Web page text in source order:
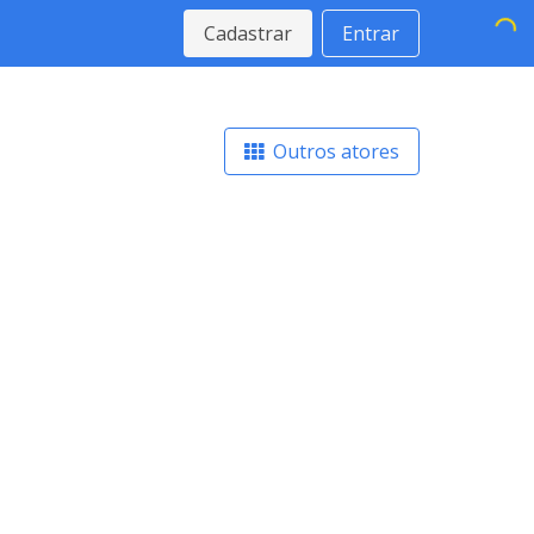
Cadastrar Entrar
Outros atores